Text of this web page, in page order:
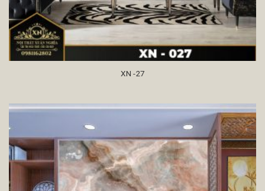
XN -27